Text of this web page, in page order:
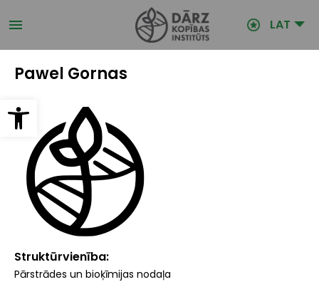
Open toolbar
uz
galveno LAT
Pawel Gornas
Struktūrvienība
Pārstrādes un bioķīmijas nodaļa